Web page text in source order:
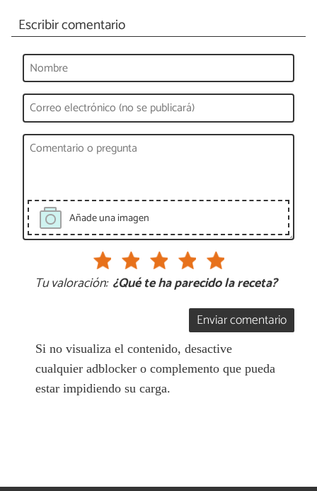
Escribir comentario
Añade una imagen
Tu valoración: ¿Qué te ha parecido la receta?
Enviar comentario
Si no visualiza el contenido, desactive
cualquier adblocker o complemento que pueda
estar impidiendo su carga.